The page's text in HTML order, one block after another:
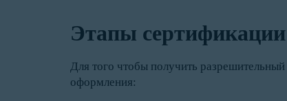
Этапы
Для того чтобы получить
оформления: